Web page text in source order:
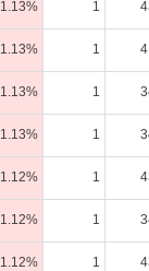
1.13% 1
1.13% 1
1.13% 1
1.13% 1
1.12% 1
1.12% 1
1.12% 1